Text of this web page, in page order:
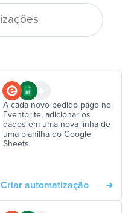
A cada novo pedido pago no
Eventbrite, adicionar os
dados em uma nova linha de
uma planilha do Google
Sheets
Criar automatização